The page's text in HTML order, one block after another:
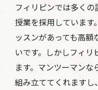
フィリピンでは多く
授業を採用しています
ッスンがあっても高
いです。しかしフィリ
ます。マンツーマン
組み立ててくれます